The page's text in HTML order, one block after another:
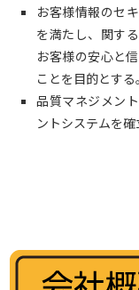
お客様情報のセ
を満たし、関す
お客様の安心と
ことを目的とする。
品質マネジメン
ントシステムを確